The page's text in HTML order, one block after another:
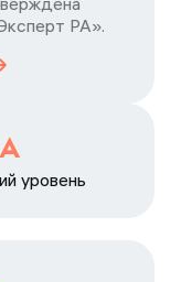
РА».
уровень